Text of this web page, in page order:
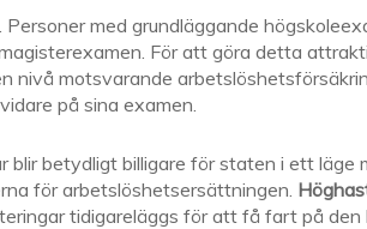
. Personer med grundläggande
För att göra detta
nivå motsvarande
på sina examen.
blir betydligt billigare för staten i ett
för arbetslöshetsersättningen.
tidigareläggs för att få fart på den